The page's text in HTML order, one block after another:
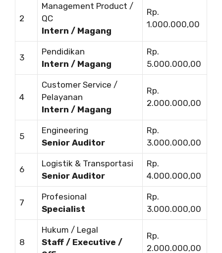
2
Management Product /
QC
Intern / Magang
Rp.
1.000.000,00
3
Pendidikan
Intern / Magang
Rp.
5.000.000,00
4
Customer Service /
Pelayanan
Intern / Magang
Rp.
2.000.000,00
5
Engineering
Senior Auditor
Rp.
3.000.000,00
6
Logistik & Transportasi
Senior Auditor
Rp.
4.000.000,00
7
Profesional
Specialist
Rp.
3.000.000,00
8
Hukum / Legal
Staff / Executive /
Rp.
2.000.000,00